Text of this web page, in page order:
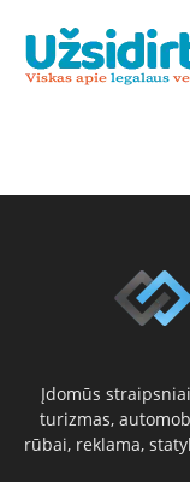
Įdomūs
turizmas,
rūbai, reklama,